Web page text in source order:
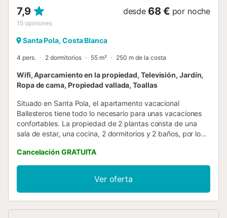
7,9
15 opiniones
desde 68 € por noche
Santa Pola, Costa Blanca
4 pers. 2 dormitorios 55 m² 250 m de la costa
Wifi, Aparcamiento en la propiedad, Televisión, Jardín,
Ropa de cama, Propiedad vallada, Toallas
Situado en Santa Pola, el apartamento vacacional
Ballesteros tiene todo lo necesario para unas vacaciones
confortables. La propiedad de 2 plantas consta de una
sala de estar, una cocina, 2 dormitorios y 2 baños, por lo
incluyen Wi-Fi, televisión, ventilador y lavadora. Hay una
plaza de aparcamiento disponible en la propiedad y hay
aparcamiento gratuito disponible en la calle. No se
permiten mascotas ni fumar en la propiedad. Este
establecimiento ofrece un cómodo sistema de auto check-
Cancelación GRATUITA
Ver oferta